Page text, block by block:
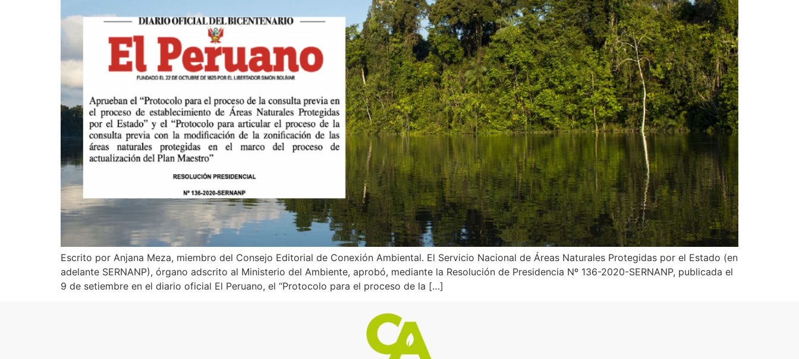
Escrito por Anjana Meza, miembro del Consejo Editorial de Conexión Ambiental. El Servicio Nacional de Áreas Naturales Protegidas por el Estado (en
adelante SERNANP), órgano adscrito al Ministerio del Ambiente, aprobó, mediante la Resolución de Presidencia Nº 136-2020-SERNANP, publicada el
9 de setiembre en el diario oficial El Peruano, el “Protocolo para el proceso de la […]